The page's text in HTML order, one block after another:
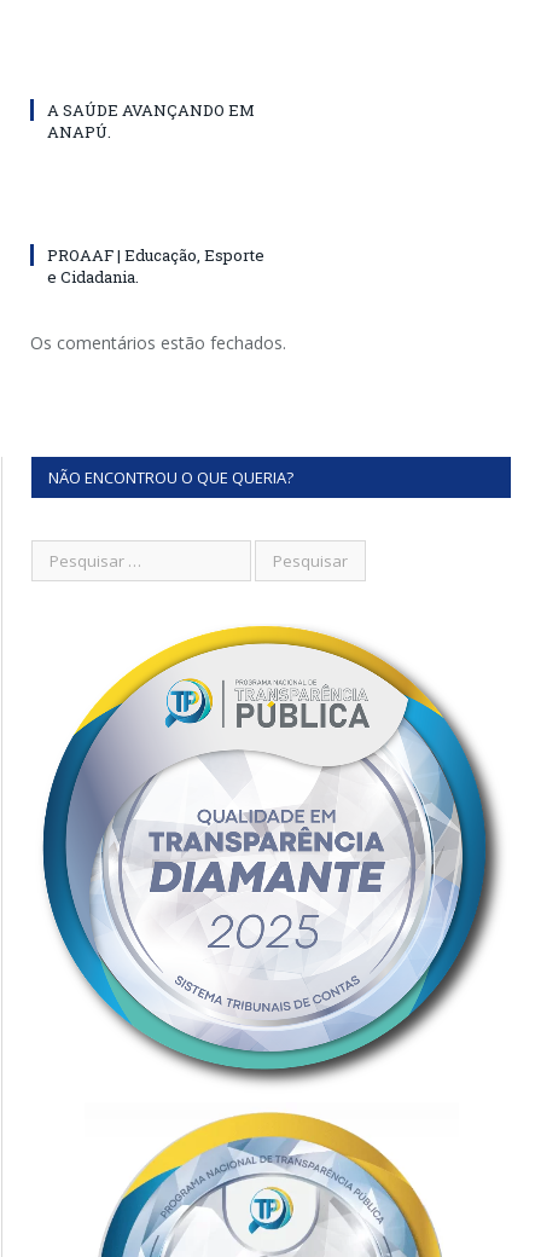
A SAÚDE AVANÇANDO EM
ANAPÚ.
PROAAF | Educação, Esporte
e Cidadania.
Os comentários estão fechados.
NÃO ENCONTROU O QUE QUERIA?